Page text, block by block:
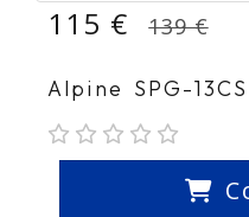
115 € 139 €
Alpine SPG-13CS